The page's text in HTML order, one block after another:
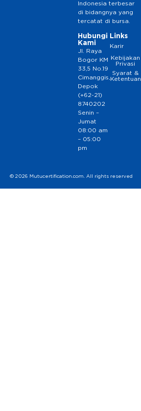
Indonesia terbesar
di bidangnya yang
tercatat di bursa.
Hubungi
Kami
Jl. Raya
Bogor KM
33,5 No.19
Cimanggis,
Depok
(+62-21)
8740202
Senin –
Jumat
08:00 am
– 05:00
pm
Links
Karir
Kebijakan
Privasi
Syarat &
Ketentuan
© 2026 Mutucertification.com. All rights reserved